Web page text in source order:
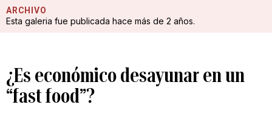
ARCHIVO
Esta galeria fue publicada hace más de 2 años.
¿Es económico desayunar en un
“fast food”?